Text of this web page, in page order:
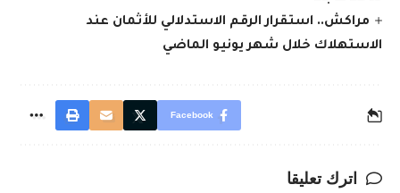
مراكش.. استقرار الرقم الاستدلالي للأثمان عند
الاستهلاك خلال شهر يونيو الماضي
Facebook
اترك تعليقا